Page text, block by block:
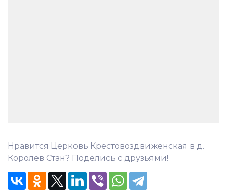
Нравится Церковь Крестовоздвиженская в д.
Королев Стан? Поделись с друзьями!